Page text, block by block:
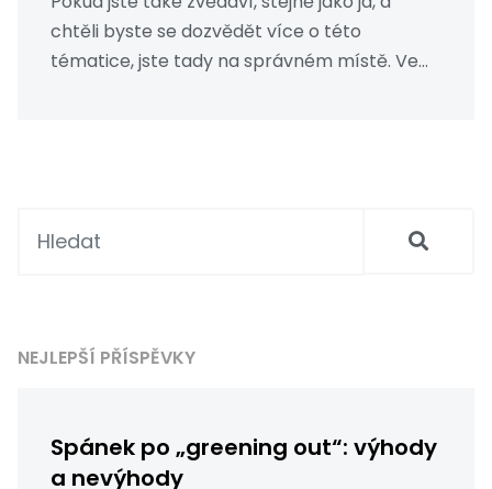
chtěli byste se dozvědět více o této
tématice, jste tady na správném místě. Ve
NEJLEPŠÍ PŘÍSPĚVKY
Spánek po „greening out“: výhody
a nevýhody